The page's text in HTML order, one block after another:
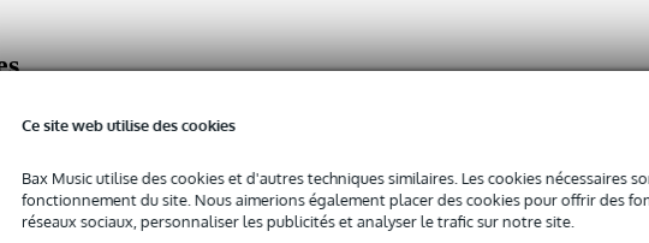
Ce site web utilise des cookies
Bax Music utilise des cookies et d'autres techniques similaires. Les cookies nécessaires
fonctionnement du site. Nous aimerions également placer des cookies pour offrir des
réseaux sociaux, personnaliser les publicités et analyser le trafic sur notre site.
ovale
100 - 149 Hz